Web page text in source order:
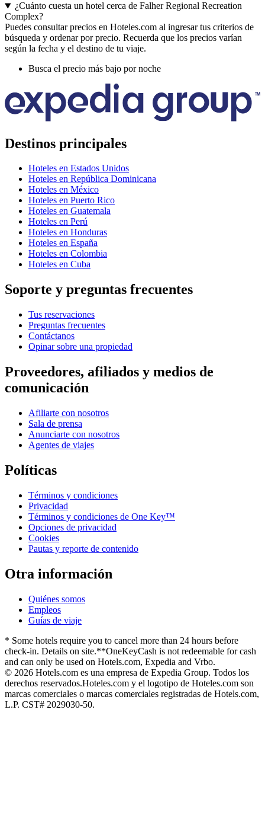
¿Cuánto cuesta un hotel cerca de Falher Regional Recreation
Complex?
Puedes consultar precios en Hoteles.com al ingresar tus criterios de
búsqueda y ordenar por precio. Recuerda que los precios varían
según la fecha y el destino de tu viaje.
Busca el precio más bajo por noche
Destinos principales
Hoteles en Estados Unidos
Hoteles en República Dominicana
Hoteles en México
Hoteles en Puerto Rico
Hoteles en Guatemala
Hoteles en Perú
Hoteles en Honduras
Hoteles en España
Hoteles en Colombia
Hoteles en Cuba
Soporte y preguntas frecuentes
Tus reservaciones
Preguntas frecuentes
Contáctanos
Opinar sobre una propiedad
Proveedores, afiliados y medios de
comunicación
Afiliarte con nosotros
Sala de prensa
Anunciarte con nosotros
Agentes de viajes
Políticas
Términos y condiciones
Privacidad
Términos y condiciones de One Key™
Opciones de privacidad
Cookies
Pautas y reporte de contenido
Otra información
Quiénes somos
Empleos
Guías de viaje
* Some hotels require you to cancel more than 24 hours before
check-in. Details on site.**OneKeyCash is not redeemable for cash
and can only be used on Hotels.com, Expedia and Vrbo.
© 2026 Hotels.com es una empresa de Expedia Group. Todos los
derechos reservados.Hoteles.com y el logotipo de Hoteles.com son
marcas comerciales o marcas comerciales registradas de Hotels.com,
L.P. CST# 2029030-50.